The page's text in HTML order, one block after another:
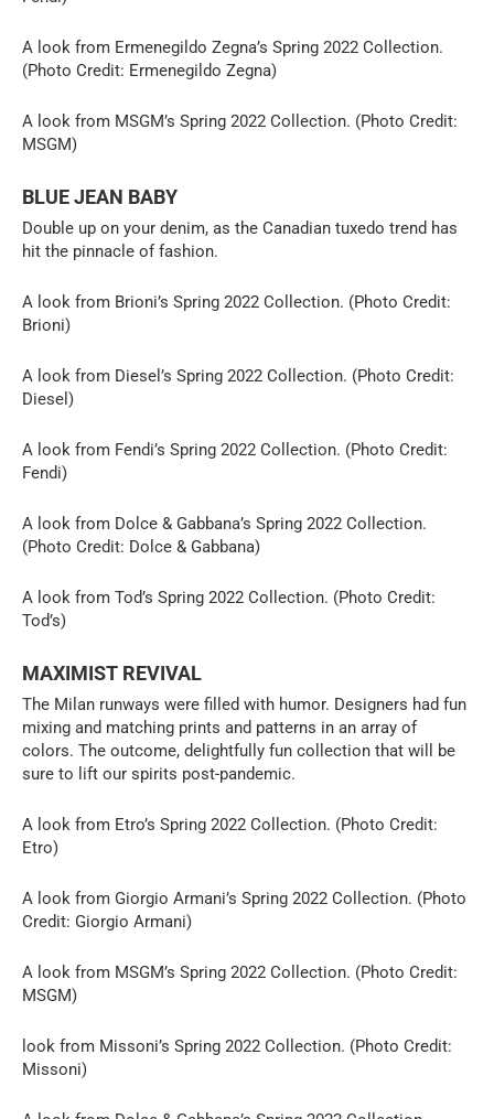
A look from Ermenegildo Zegna’s Spring 2022 Collection.
(Photo Credit: Ermenegildo Zegna)
A look from MSGM’s Spring 2022 Collection. (Photo Credit:
MSGM)
BLUE JEAN BABY
Double up on your denim, as the Canadian tuxedo trend has
hit the pinnacle of fashion.
A look from Brioni’s Spring 2022 Collection. (Photo Credit:
Brioni)
A look from Diesel’s Spring 2022 Collection. (Photo Credit:
Diesel)
A look from Fendi’s Spring 2022 Collection. (Photo Credit:
Fendi)
A look from Dolce & Gabbana’s Spring 2022 Collection.
(Photo Credit: Dolce & Gabbana)
A look from Tod’s Spring 2022 Collection. (Photo Credit:
Tod’s)
MAXIMIST REVIVAL
The Milan runways were filled with humor. Designers had fun
mixing and matching prints and patterns in an array of
colors. The outcome, delightfully fun collection that will be
sure to lift our spirits post-pandemic.
A look from Etro’s Spring 2022 Collection. (Photo Credit:
Etro)
A look from Giorgio Armani’s Spring 2022 Collection. (Photo
Credit: Giorgio Armani)
A look from MSGM’s Spring 2022 Collection. (Photo Credit:
MSGM)
look from Missoni’s Spring 2022 Collection. (Photo Credit:
Missoni)